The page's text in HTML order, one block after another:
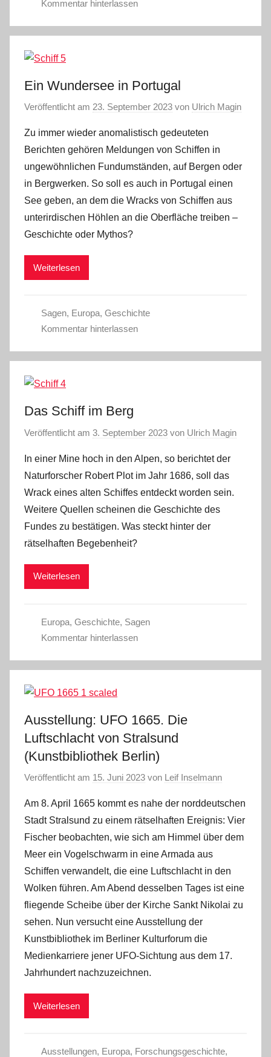
Kommentar hinterlassen
Ein Wundersee in Portugal
Veröffentlicht am 23. September 2023 von Ulrich Magin
Zu immer wieder anomalistisch gedeuteten
Berichten gehören Meldungen von Schiffen in
ungewöhnlichen Fundumständen, auf Bergen oder
in Bergwerken. So soll es auch in Portugal einen
See geben, an dem die Wracks von Schiffen aus
unterirdischen Höhlen an die Oberfläche treiben –
Geschichte oder Mythos?
Weiterlesen
Sagen, Europa, Geschichte
Kommentar hinterlassen
Das Schiff im Berg
Veröffentlicht am 3. September 2023 von Ulrich Magin
In einer Mine hoch in den Alpen, so berichtet der
Naturforscher Robert Plot im Jahr 1686, soll das
Wrack eines alten Schiffes entdeckt worden sein.
Weitere Quellen scheinen die Geschichte des
Fundes zu bestätigen. Was steckt hinter der
rätselhaften Begebenheit?
Weiterlesen
Europa, Geschichte, Sagen
Kommentar hinterlassen
Ausstellung: UFO 1665. Die
Luftschlacht von Stralsund
(Kunstbibliothek Berlin)
Veröffentlicht am 15. Juni 2023 von Leif Inselmann
Am 8. April 1665 kommt es nahe der norddeutschen
Stadt Stralsund zu einem rätselhaften Ereignis: Vier
Fischer beobachten, wie sich am Himmel über dem
Meer ein Vogelschwarm in eine Armada aus
Schiffen verwandelt, die eine Luftschlacht in den
Wolken führen. Am Abend desselben Tages ist eine
fliegende Scheibe über der Kirche Sankt Nikolai zu
sehen. Nun versucht eine Ausstellung der
Kunstbibliothek im Berliner Kulturforum die
Medienkarriere jener UFO-Sichtung aus dem 17.
Jahrhundert nachzuzeichnen.
Weiterlesen
Ausstellungen, Europa, Forschungsgeschichte,